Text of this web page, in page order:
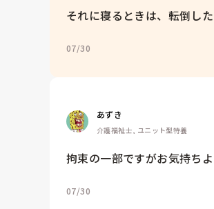
それに寝るときは、転倒し
07/30
あずき
介護福祉士, ユニット型特養
拘束の一部ですがお気持ち
07/30